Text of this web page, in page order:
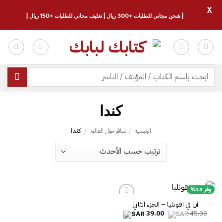
للمحتوى
البحث
عن:
كندا
الرئيسية / سافر حول العالم / كندا
وفر 13%
آن في افونليا – الجزء الثاني
45.00
السعر
39.00 السعر
الحالي
| شحن مجاني للطلبات +300 ريال | تغليف مجاني للطلبات +150 ريال |
X